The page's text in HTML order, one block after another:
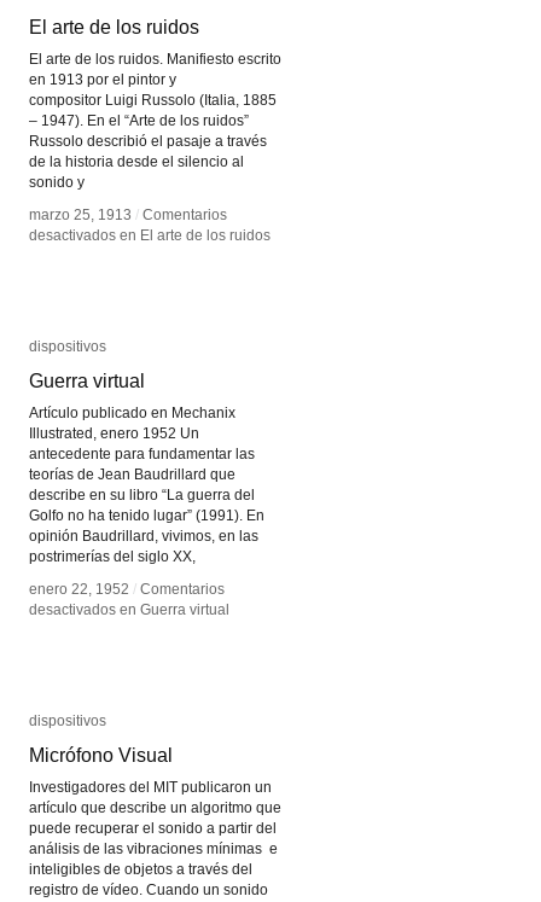
El arte de los ruidos
El arte de los ruidos. Manifiesto escrito
en 1913 por el pintor y
compositor Luigi Russolo (Italia, 1885
– 1947). En el “Arte de los ruidos”
Russolo describió el pasaje a través
de la historia desde el silencio al
sonido y
marzo 25, 1913 / Comentarios
desactivados en El arte de los ruidos
El arte de los ruidos
marzo 25, 1913 / Comentarios
desactivados en El arte de los ruidos
dispositivos
Guerra virtual
Artículo publicado en Mechanix
Illustrated, enero 1952 Un
antecedente para fundamentar las
teorías de Jean Baudrillard que
describe en su libro “La guerra del
Golfo no ha tenido lugar” (1991). En
opinión Baudrillard, vivimos, en las
postrimerías del siglo XX,
enero 22, 1952 / Comentarios
desactivados en Guerra virtual
dispositivos
Guerra virtual
enero 22, 1952 / Comentarios
desactivados en Guerra virtual
dispositivos
Micrófono Visual
Investigadores del MIT publicaron un
artículo que describe un algoritmo que
puede recuperar el sonido a partir del
análisis de las vibraciones mínimas e
inteligibles de objetos a través del
registro de vídeo. Cuando un sonido
dispositivos
Micrófono Visual